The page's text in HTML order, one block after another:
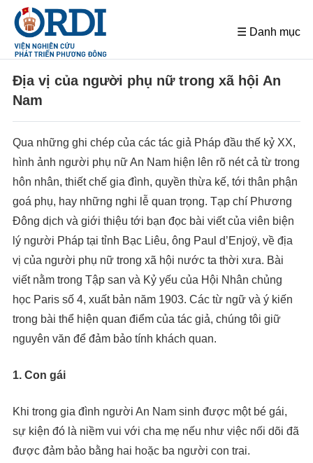
☰ Danh mục
Địa vị của người phụ nữ trong xã hội An
Nam
Qua những ghi chép của các tác giả Pháp đầu thế kỷ XX,
hình ảnh người phụ nữ An Nam hiện lên rõ nét cả từ trong
hôn nhân, thiết chế gia đình, quyền thừa kế, tới thân phận
goá phụ, hay những nghi lễ quan trọng. Tạp chí Phương
Đông dịch và giới thiệu tới bạn đọc bài viết của viên biện
lý người Pháp tại tỉnh Bạc Liêu, ông Paul d’Enjoÿ, về địa
vị của người phụ nữ trong xã hội nước ta thời xưa. Bài
viết nằm trong Tập san và Kỷ yếu của Hội Nhân chủng
học Paris số 4, xuất bản năm 1903. Các từ ngữ và ý kiến
trong bài thể hiện quan điểm của tác giả, chúng tôi giữ
nguyên văn để đảm bảo tính khách quan.
1. Con gái
Khi trong gia đình người An Nam sinh được một bé gái,
sự kiện đó là niềm vui với cha mẹ nếu như việc nối dõi đã
được đảm bảo bằng hai hoặc ba người con trai.